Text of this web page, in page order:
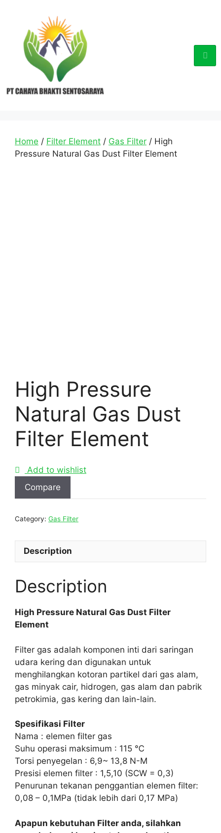
Home / Filter Element / Gas Filter / High
Pressure Natural Gas Dust Filter Element
High Pressure
Natural Gas Dust
Filter Element
Add to wishlist
Compare
Category: Gas Filter
Description
Description
High Pressure Natural Gas Dust Filter
Element
Filter gas adalah komponen inti dari saringan
udara kering dan digunakan untuk
menghilangkan kotoran partikel dari gas alam,
gas minyak cair, hidrogen, gas alam dan pabrik
petrokimia, gas kering dan lain-lain.
Spesifikasi Filter
Nama : elemen filter gas
Suhu operasi maksimum : 115 ℃
Torsi penyegelan : 6,9~ 13,8 N-M
Presisi elemen filter : 1,5,10 (SCW = 0,3)
Penurunan tekanan penggantian elemen filter:
0,08 – 0,1MPa (tidak lebih dari 0,17 MPa)
Apapun kebutuhan Filter anda, silahkan